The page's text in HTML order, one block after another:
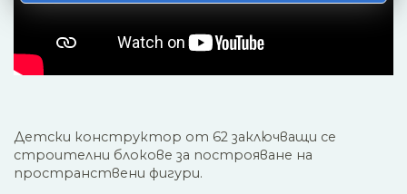
Детски конструктор от 62 заключващи се
строителни блокове за построяване на
пространствени фигури.